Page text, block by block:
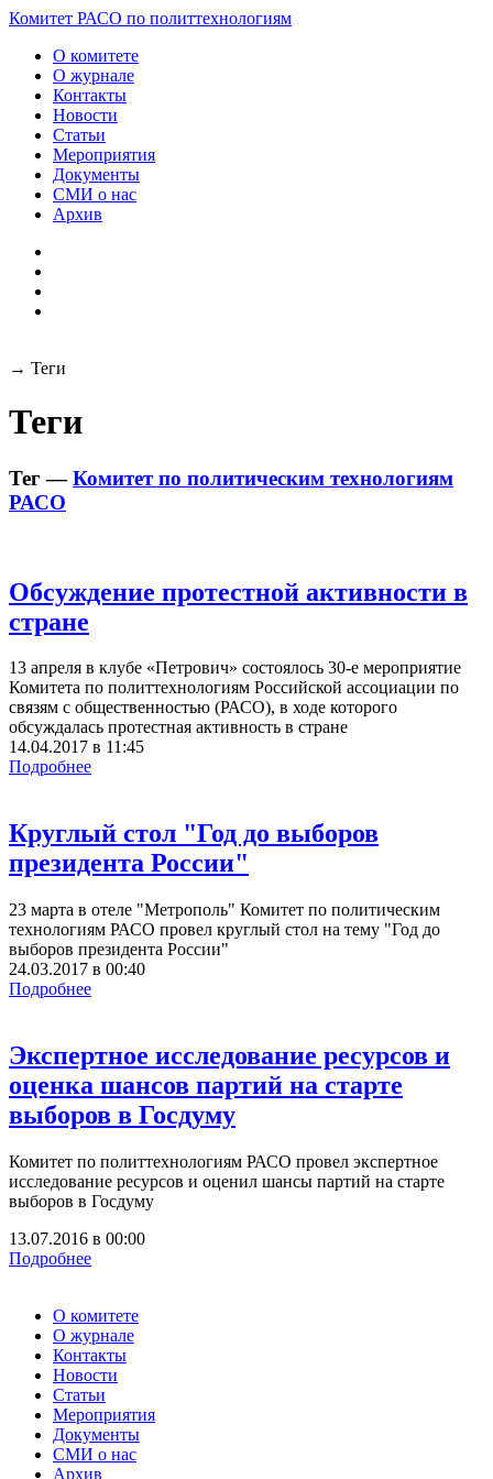
Комитет РАСО по политтехнологиям
О комитете
О журнале
Контакты
Новости
Статьи
Мероприятия
Документы
СМИ о нас
Архив
→ Теги
Теги
Тег —Комитет по политическим технологиям
РАСО
Обсуждение протестной активности в
стране
13 апреля в клубе «Петрович» состоялось 30-е мероприятие
Комитета по политтехнологиям Российской ассоциации по
связям с общественностью (РАСО), в ходе которого
обсуждалась протестная активность в стране
14.04.2017 в 11:45
Подробнее
Круглый стол "Год до выборов
президента России"
23 марта в отеле "Метрополь" Комитет по политическим
технологиям РАСО провел круглый стол на тему "Год до
выборов президента России"
24.03.2017 в 00:40
Подробнее
Экспертное исследование ресурсов и
оценка шансов партий на старте
выборов в Госдуму
Комитет по политтехнологиям РАСО провел экспертное
исследование ресурсов и оценил шансы партий на старте
выборов в Госдуму
13.07.2016 в 00:00
Подробнее
О комитете
О журнале
Контакты
Новости
Статьи
Мероприятия
Документы
СМИ о нас
Архив